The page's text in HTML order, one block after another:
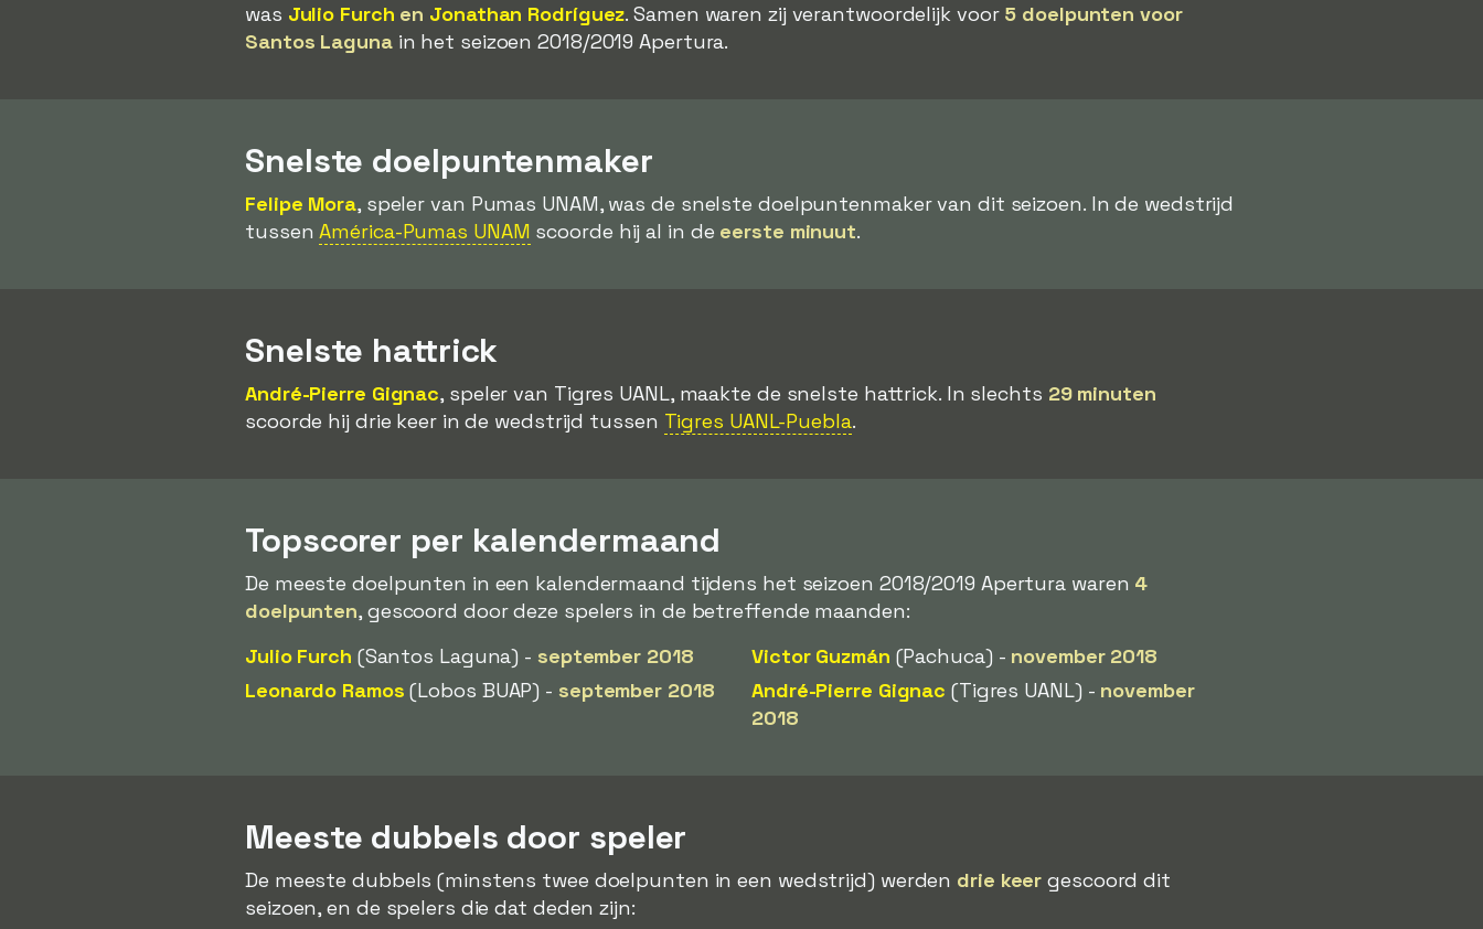
was Julio Furch en Jonathan Rodríguez. Samen waren zij verantwoordelijk voor 5 doelpunten voor
Santos Lagunain het seizoen 2018/2019 Apertura.
Snelste doelpuntenmaker
Felipe Mora, speler van Pumas UNAM, was de snelste doelpuntenmaker van dit seizoen. In de wedstrijd
tussenAmérica-Pumas UNAM scoorde hij al in de eerste minuut.
Snelste hattrick
André-Pierre Gignac, speler van Tigres UANL, maakte de snelste hattrick. In slechts 29 minuten
scoorde hij drie keer in de wedstrijd tussen Tigres UANL-Puebla.
Topscorer per kalendermaand
De meeste doelpunten in een kalendermaand tijdens het seizoen 2018/2019 Apertura waren 4
doelpunten, gescoord door deze spelers in de betreffende maanden:
Julio Furch (Santos Laguna) - september 2018
Leonardo Ramos (Lobos BUAP) - september 2018
Victor Guzmán (Pachuca) - november 2018
André-Pierre Gignac (Tigres UANL) - november
2018
Meeste dubbels door speler
De meeste dubbels (minstens twee doelpunten in een wedstrijd) werden drie keer gescoord dit
seizoen, en de spelers die dat deden zijn: